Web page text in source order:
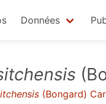
Données
(Bongard)